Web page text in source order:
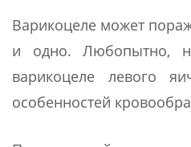
Варикоцеле может
и одно. Любопытно,
варикоцеле левого
особенностей